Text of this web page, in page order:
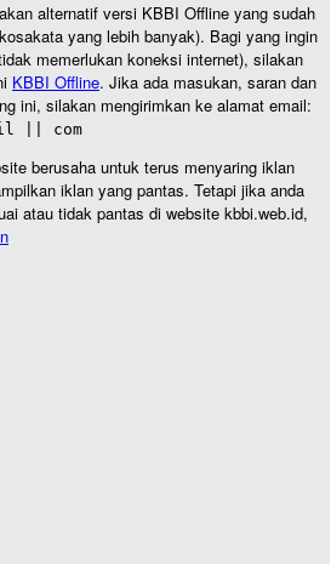
alternatif versi KBBI Offline yang sudah
yang lebih banyak). Bagi yang ingin
memerlukan koneksi internet), silakan
KBBI Offline. Jika ada masukan, saran dan
ini, silakan mengirimkan ke alamat email:
|| com
berusaha untuk terus menyaring iklan
iklan yang pantas. Tetapi jika anda
atau tidak pantas di website kbbi.web.id,